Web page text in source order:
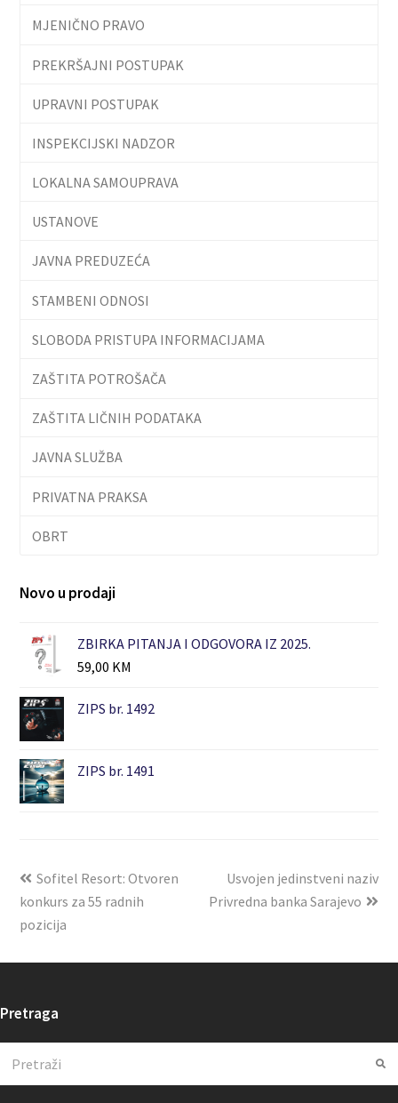
MJENIČNO PRAVO
PREKRŠAJNI POSTUPAK
UPRAVNI POSTUPAK
INSPEKCIJSKI NADZOR
LOKALNA SAMOUPRAVA
USTANOVE
JAVNA PREDUZEĆA
STAMBENI ODNOSI
SLOBODA PRISTUPA INFORMACIJAMA
ZAŠTITA POTROŠAČA
ZAŠTITA LIČNIH PODATAKA
JAVNA SLUŽBA
PRIVATNA PRAKSA
OBRT
Novo u prodaji
ZBIRKA PITANJA I ODGOVORA IZ 2025.
59,00 KM
ZIPS br. 1492
ZIPS br. 1491
Sofitel Resort: Otvoren
konkurs za 55 radnih
pozicija
Usvojen jedinstveni naziv
Privredna banka Sarajevo
Pretraga